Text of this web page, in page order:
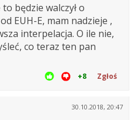
będzie walczył o
EUH-E, mam nadzieje ,
interpelacja. O ile nie,
co teraz ten pan
+8 Zgłoś
30.10.2018, 20:47